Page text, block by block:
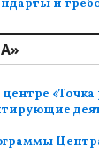
и
«Точка